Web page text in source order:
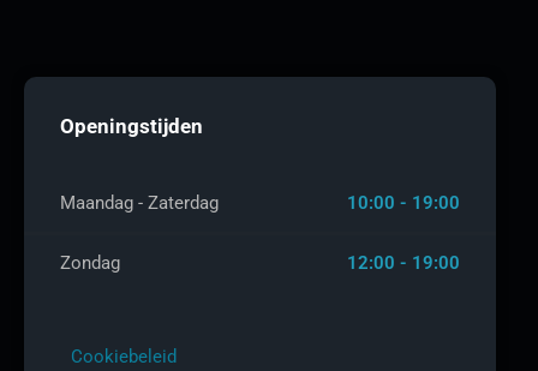
Openingstijden
Maandag - Zaterdag 10:00 - 19:00
Zondag 12:00 - 19:00
Cookiebeleid